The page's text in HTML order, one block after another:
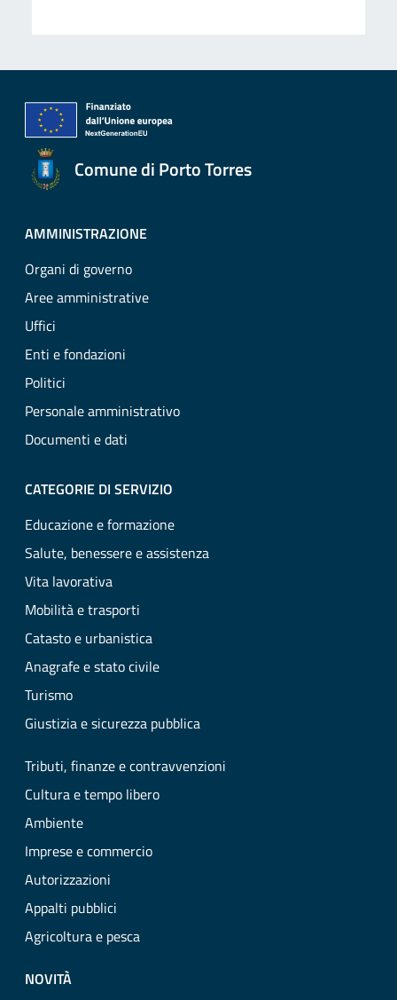
Comune di Porto Torres
AMMINISTRAZIONE
Organi di governo
Aree amministrative
Uffici
Enti e fondazioni
Politici
Personale amministrativo
Documenti e dati
CATEGORIE DI SERVIZIO
Educazione e formazione
Salute, benessere e assistenza
Vita lavorativa
Mobilità e trasporti
Catasto e urbanistica
Anagrafe e stato civile
Turismo
Giustizia e sicurezza pubblica
Tributi, finanze e contravvenzioni
Cultura e tempo libero
Ambiente
Imprese e commercio
Autorizzazioni
Appalti pubblici
Agricoltura e pesca
NOVITÀ